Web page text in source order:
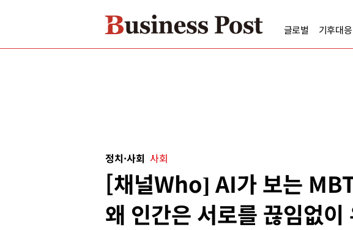
글로벌 기후대응
정치·사회 사회
[채널Who] AI가 보는
왜 인간은 서로를 끊임없이